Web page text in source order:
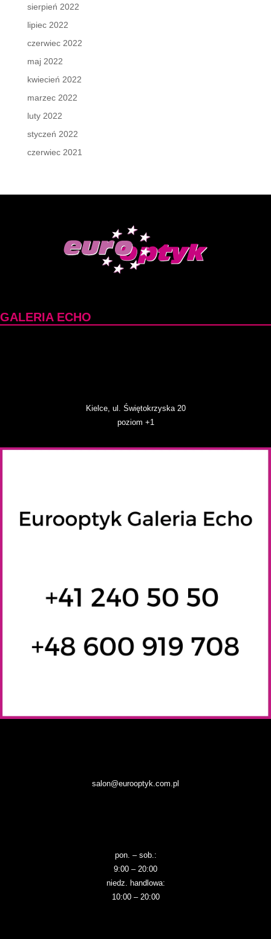
sierpień 2022
lipiec 2022
czerwiec 2022
maj 2022
kwiecień 2022
marzec 2022
luty 2022
styczeń 2022
czerwiec 2021
GALERIA ECHO
Kielce, ul. Świętokrzyska 20
poziom +1
salon@eurooptyk.com.pl
pon. – sob.:
9:00 – 20:00
niedz. handlowa:
10:00 – 20:00